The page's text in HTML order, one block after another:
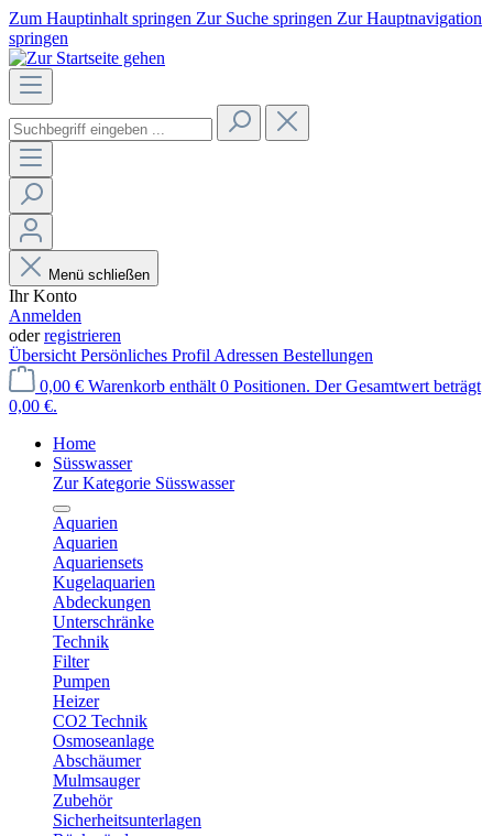
Zum Hauptinhalt springen Zur Suche springen Zur Hauptnavigation
springen
Menü schließen
Ihr Konto
Anmelden
oderregistrieren
Übersicht Persönliches Profil Adressen Bestellungen
0,00 € Warenkorb enthält 0 Positionen. Der Gesamtwert beträgt
0,00 €.
Home
Süsswasser
Zur Kategorie Süsswasser
Aquarien
Aquarien
Aquariensets
Kugelaquarien
Abdeckungen
Unterschränke
Technik
Filter
Pumpen
Heizer
CO2 Technik
Osmoseanlage
Abschäumer
Mulmsauger
Zubehör
Sicherheitsunterlagen